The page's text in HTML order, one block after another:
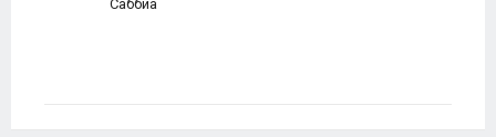
Саббиа